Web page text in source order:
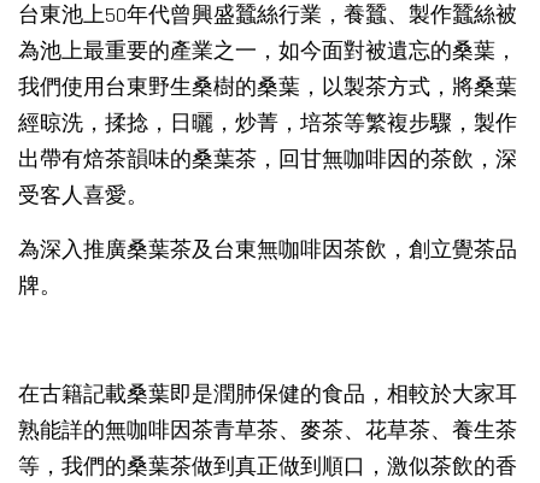
台東池上50年代曾興盛蠶絲行業，養蠶、製作蠶絲被
為池上最重要的產業之一，如今面對被遺忘的桑葉，
我們使用台東野生桑樹的桑葉，以製茶方式，將桑葉
經晾洗，揉捻，日曬，炒菁，培茶等繁複步驟，製作
出帶有焙茶韻味的桑葉茶，回甘無咖啡因的茶飲，深
受客人喜愛。
為深入推廣桑葉茶及台東無咖啡因茶飲，創立覺茶品
牌。
在古籍記載桑葉即是潤肺保健的食品，相較於大家耳
熟能詳的無咖啡因茶青草茶、麥茶、花草茶、養生茶
等，我們的桑葉茶做到真正做到順口，激似茶飲的香